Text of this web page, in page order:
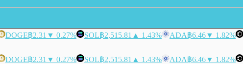
DOGE฿2.31 ▼ 0.27% SOL฿2,515.81 ▲ 1.43% ADA฿6.46▼ 1.82%
DOGE฿2.31 ▼ 0.27% SOL฿2,515.81 ▲ 1.43% ADA฿6.46▼ 1.82%